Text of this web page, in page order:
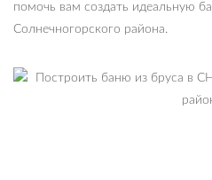
помочь вам создать идеальную
Солнечногорского района.